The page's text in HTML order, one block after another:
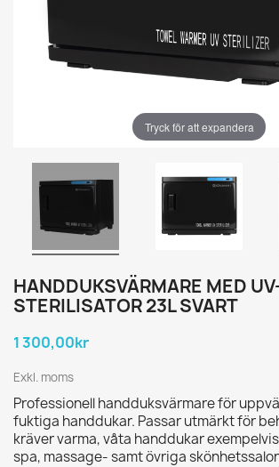
Tryck för att expandera
HANDDUKSVÄRMARE MED
STERILISATOR 23L SVART
1 300,00kr
Exkl. moms
Professionell handduksvärmare för
fuktiga handdukar. Passar utmärkt för
kräver varma, våta handdukar
spa, massage- samt övriga